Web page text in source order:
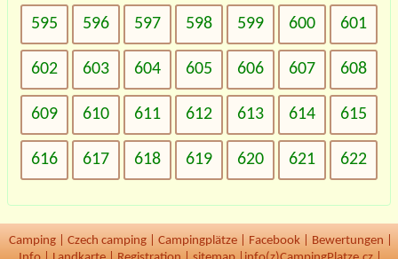
595 596 597 598 599 600 601
602 603 604 605 606 607 608
609 610 611 612 613 614 615
616 617 618 619 620 621 622
Camping Czech camping Campingplätze Facebook Bewertungen